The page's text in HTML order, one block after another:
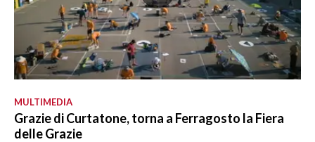
MULTIMEDIA
Grazie di Curtatone, torna a Ferragosto la Fiera
delle Grazie